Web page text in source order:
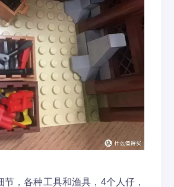
节，各种工具和渔具，4个人仔，